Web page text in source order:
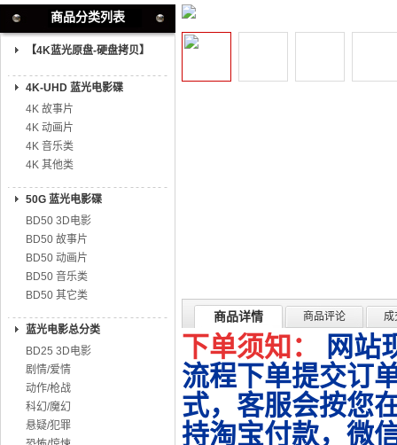
商品分类列表
【4K蓝光原盘-硬盘拷贝】
4K-UHD 蓝光电影碟
4K 故事片
4K 动画片
4K 音乐类
4K 其他类
50G 蓝光电影碟
BD50 3D电影
BD50 故事片
BD50 动画片
BD50 音乐类
BD50 其它类
蓝光电影总分类
BD25 3D电影
剧情/爱情
动作/枪战
科幻/魔幻
悬疑/犯罪
商品详情 商品评论 成
下单须知：
网站
流程下单提交订
式，客服会按您
持淘宝付款，微